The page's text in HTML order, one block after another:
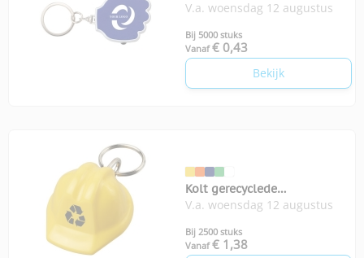
stylus en lampje
V.a. woensdag 12 augustus
Bij 5000 stuks
Vanaf € 0,43
Bekijk
Kolt gerecyclede
sleutelhanger helm
V.a. woensdag 12 augustus
Bij 2500 stuks
Vanaf € 1,38